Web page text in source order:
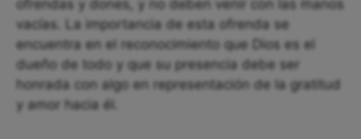
ofrendas y dones, y no deben venir con las manos
vacías. La importancia de esta ofrenda se
encuentra en el reconocimiento que Dios es el
dueño de todo y que su presencia debe ser
honrada con algo en representación de la gratitud
y amor hacia él.